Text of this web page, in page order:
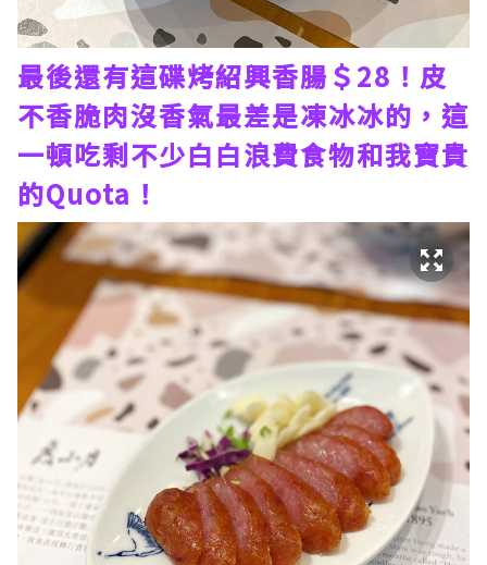
最後還有這碟烤紹興香腸＄28！皮
不香脆肉沒香氣最差是凍冰冰的，這
一頓吃剩不少白白浪費食物和我寶貴
的Quota！